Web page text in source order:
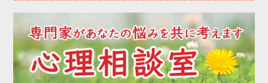
2022年05月
2022年04月
2022年03月